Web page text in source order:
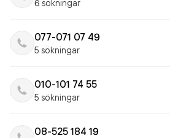
6 sökningar
077-071 07 49
5 sökningar
010-101 74 55
5 sökningar
08-525 184 19